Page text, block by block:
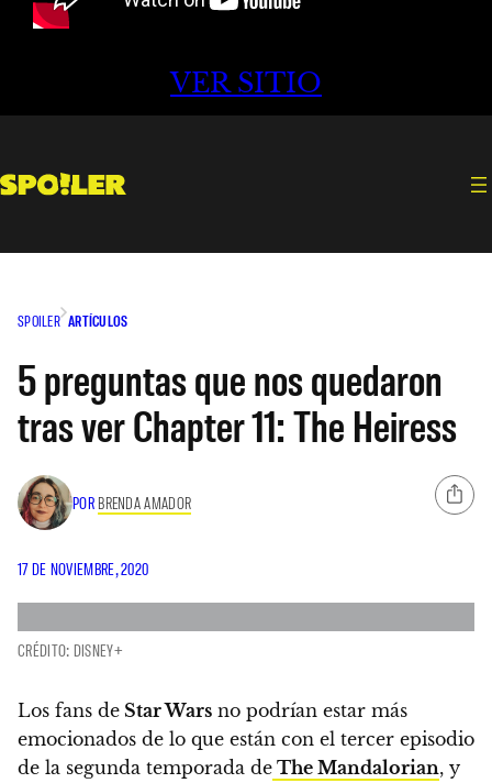
VER SITIO
SPOILER ARTÍCULOS
5 preguntas que nos quedaron
tras ver Chapter 11: The Heiress
POR BRENDA AMADOR
17 DE NOVIEMBRE, 2020
CRÉDITO: DISNEY+
Los fans de Star Wars no podrían estar más
emocionados de lo que están con el tercer episodio
de la segunda temporada de The Mandalorian, y